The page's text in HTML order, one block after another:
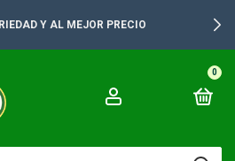
Y AL MEJOR PRECIO
0